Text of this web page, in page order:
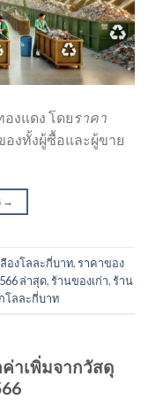
งแดง โดยราคา
งทั้งผู้ซื้อและผู้ขาย
→
องโลละกี่บาท,ราคาของ
ล่าสุด,ร้านของเก่า,ร้าน
โลละกี่บาท
าเพิ่มจากวัสดุ